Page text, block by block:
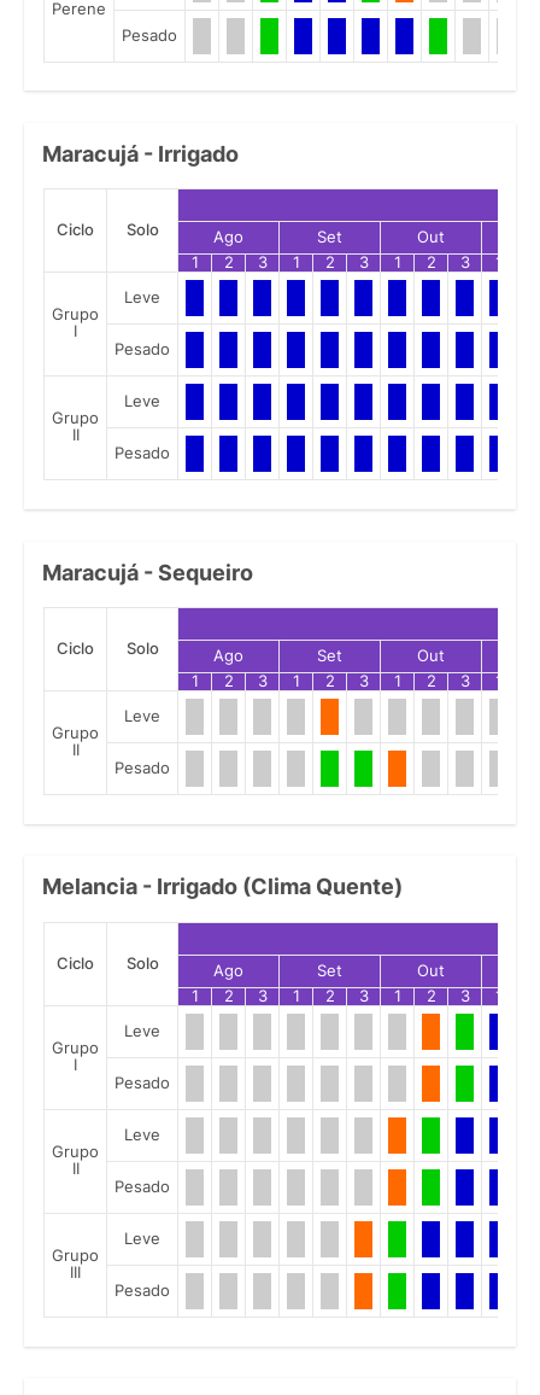
Perene
Pesado
Maracujá - Irrigado
Ciclo Solo Ago Set Out
1
2 3 1 2 3 1 2 3 1
Grupo
I
Leve
Pesado
Grupo
II
Leve
Pesado
Maracujá - Sequeiro
Ciclo Solo Ago Set Out
1
2 3 1 2 3 1 2 3 1
Grupo
II
Leve
Pesado
Melancia - Irrigado (Clima Quente)
Ciclo Solo Ago Set Out
1
2 3 1 2 3 1 2 3 1
Grupo
I
Leve
Pesado
Grupo
II
Leve
Pesado
Grupo
III
Leve
Pesado